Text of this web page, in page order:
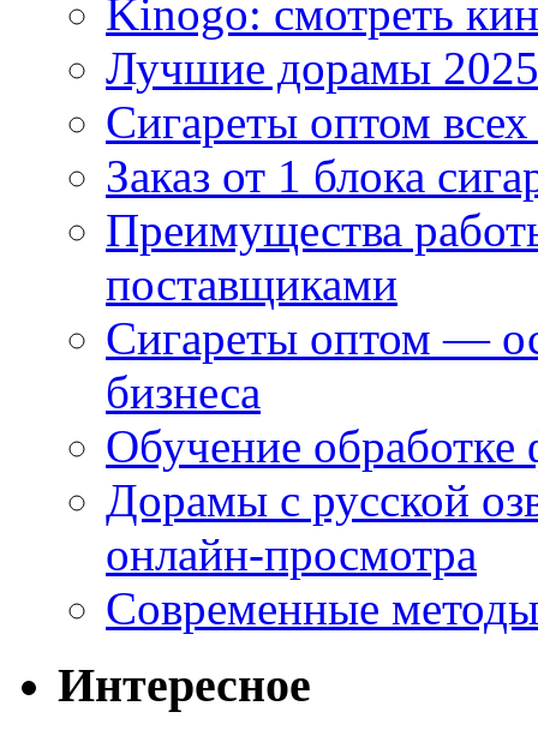
Kinogo: смотреть
Лучшие дорамы
Сигареты оптом
Заказ от 1 блока
Преимущества
поставщиками
Сигареты оптом —
бизнеса
Обучение
Дорамы с русской
онлайн-просмотра
Современные
Интересное